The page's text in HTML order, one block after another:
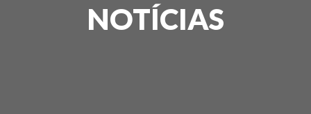
NOTÍCIAS